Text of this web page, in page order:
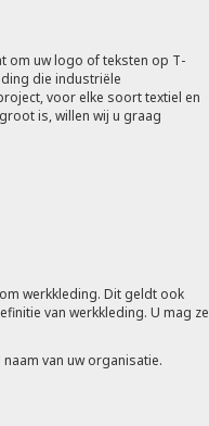
om uw logo of teksten op T-
die industriële
voor elke soort textiel en
is, willen wij u graag
werkkleding. Dit geldt ook
van werkkleding. U mag ze
van uw organisatie.